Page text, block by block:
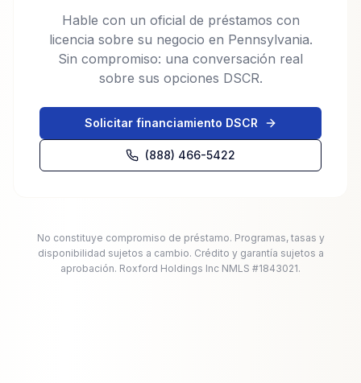
Hable con un oficial de préstamos con
licencia sobre su negocio en Pennsylvania.
Sin compromiso: una conversación real
sobre sus opciones DSCR.
Solicitar financiamiento DSCR
(888) 466-5422
No constituye compromiso de préstamo. Programas, tasas y
disponibilidad sujetos a cambio. Crédito y garantía sujetos a
aprobación. Roxford Holdings Inc NMLS #1843021.